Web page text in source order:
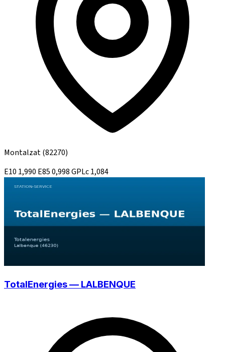
Montalzat(82270)
E10 1,990 E850,998GPLc1,084
TotalEnergies — LALBENQUE